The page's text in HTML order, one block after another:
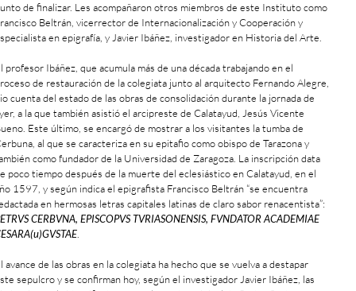
de finalizar. Les acompañaron otros miembros de este Instituto como
Beltrán, vicerrector de Internacionalización y Cooperación y
en epigrafía, y Javier Ibáñez, investigador en Historia del Arte.
profesor Ibáñez, que acumula más de una década trabajando en el
de restauración de la colegiata junto al arquitecto Fernando Alegre,
cuenta del estado de las obras de consolidación durante la jornada de
a la que también asistió el arcipreste de Calatayud, Jesús Vicente
Este último, se encargó de mostrar a los visitantes la tumba de
al que se caracteriza en su epitafio como obispo de Tarazona y
como fundador de la Universidad de Zaragoza. La inscripción data
poco tiempo después de la muerte del eclesiástico en Calatayud, en el
1597, y según indica el epigrafista Francisco Beltrán “se encuentra
en hermosas letras capitales latinas de claro sabor renacentista”:
CERBVNA, EPISCOPVS TVRIASONENSIS, FVNDATOR ACADEMIAE
avance de las obras en la colegiata ha hecho que se vuelva a destapar
sepulcro y se confirman hoy, según el investigador Javier Ibáñez, las